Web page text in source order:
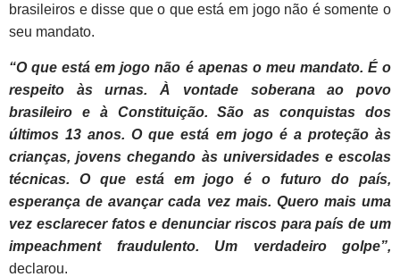
brasileiros e disse que o que está em jogo não é somente o
seu mandato.
“O que está em jogo não é apenas o meu mandato. É o
respeito às urnas. À vontade soberana ao povo
brasileiro e à Constituição. São as conquistas dos
últimos 13 anos. O que está em jogo é a proteção às
crianças, jovens chegando às universidades e escolas
técnicas. O que está em jogo é o futuro do país,
esperança de avançar cada vez mais. Quero mais uma
vez esclarecer fatos e denunciar riscos para país de um
impeachment fraudulento. Um verdadeiro golpe”,
declarou.